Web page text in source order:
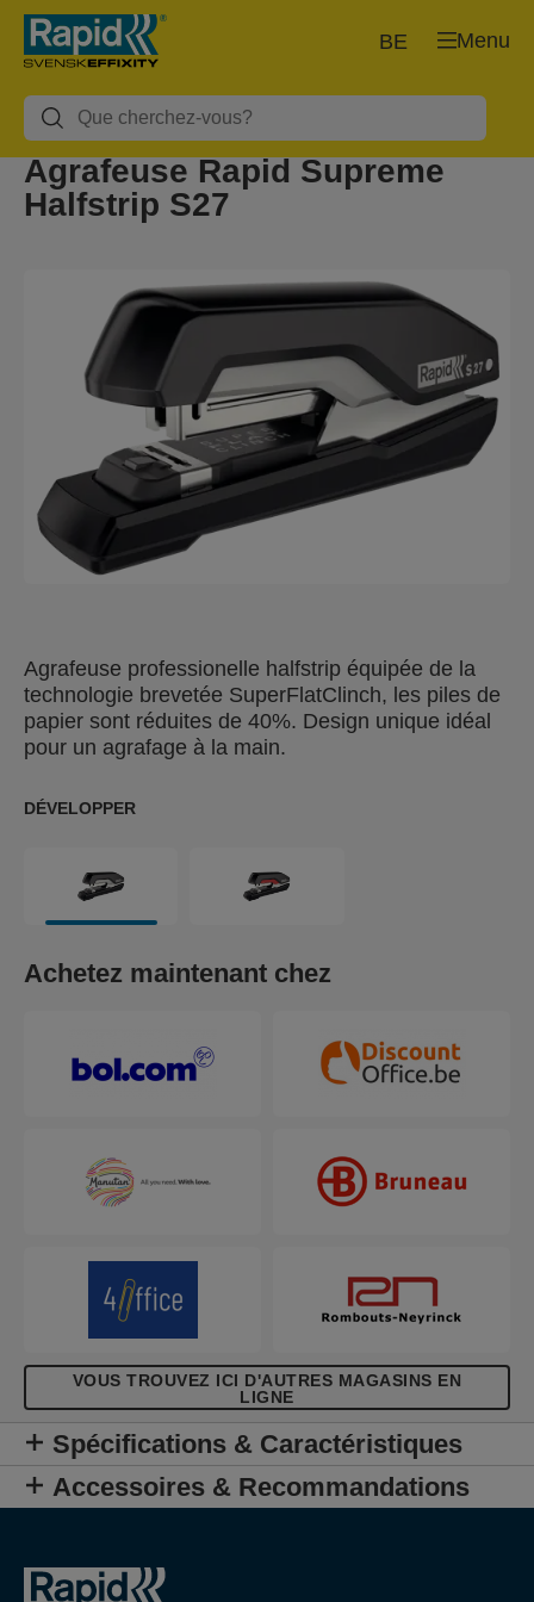
Menu
BE
Agrafeuse Rapid Supreme
Halfstrip S27
Agrafeuse professionelle halfstrip équipée de la
technologie brevetée SuperFlatClinch, les piles de
papier sont réduites de 40%. Design unique idéal
pour un agrafage à la main.
DÉVELOPPER
Achetez maintenant chez
VOUS TROUVEZ ICI D'AUTRES MAGASINS EN
LIGNE
Spécifications & Caractéristiques
Accessoires & Recommandations